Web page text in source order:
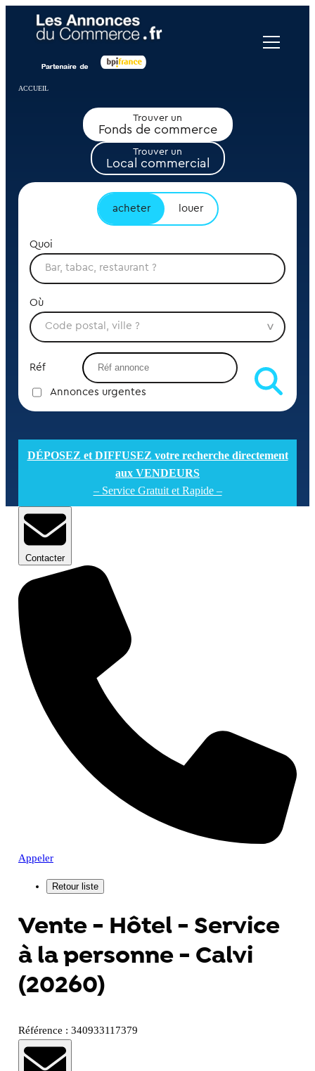
ACCUEIL
Trouver un
Fonds de commerce
Trouver un
Local commercial
acheter louer
Quoi
Où
Réf
Annonces urgentes
DÉPOSEZ et DIFFUSEZ votre recherche directement
aux VENDEURS
– Service Gratuit et Rapide –
Contacter
Appeler
Vente - Hôtel - Service
à la personne - Calvi
(20260)
Référence : 340933117379
Panneau de gestion des cookies